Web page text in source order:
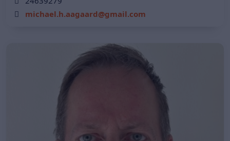
michael.h.aagaard@gmail.com